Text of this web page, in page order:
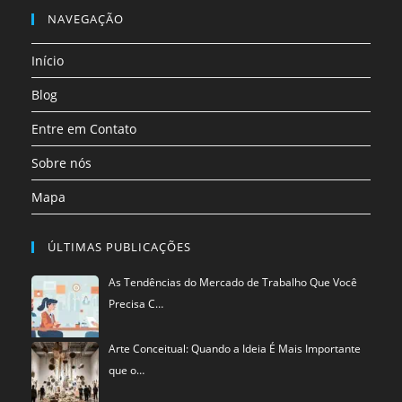
aba
aba
em
uma
nova
NAVEGAÇÃO
Início
Blog
Entre em Contato
Sobre nós
Mapa
ÚLTIMAS PUBLICAÇÕES
As Tendências do Mercado de Trabalho Que Você
Precisa C…
Arte Conceitual: Quando a Ideia É Mais Importante
que o…